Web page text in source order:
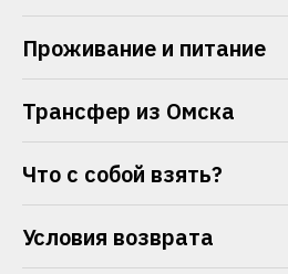
Проживание и питание
Трансфер из Омска
Что с собой взять?
Условия возврата